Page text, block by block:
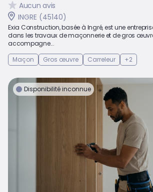
Aucun avis
INGRE (45140)
Exia Construction, basée à Ingré, est une
dans les travaux de maçonnerie et de gros
accompagne...
Maçon
Gros œuvre Carreleur +2
Disponibilité inconnue